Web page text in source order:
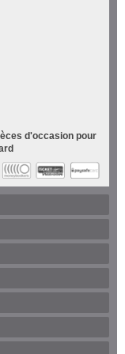
d'occasion pour